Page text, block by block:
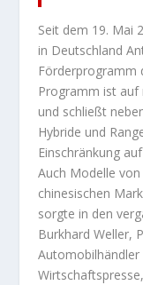
Seit dem 19. Mai
in Deutschland
Förderprogramm
Programm ist auf
und schließt
Hybride und
Einschränkung
Auch Modelle
chinesischen
sorgte in den
Burkhard Weller,